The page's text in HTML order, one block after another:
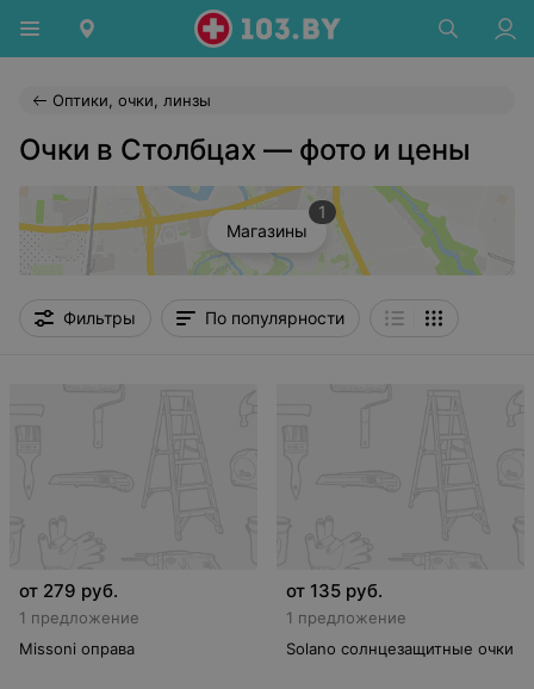
Оптики, очки, линзы
Очки в Столбцах — фото и цены
Магазины
1
Фильтры По популярности
от 279 руб.
1 предложение
Missoni оправа
от 135 руб.
1 предложение
Solano солнцезащитные очки